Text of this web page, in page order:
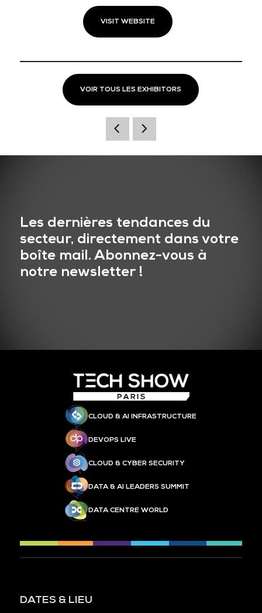
VISIT WEBSITE
VOIR TOUS LES EXHIBITORS
Les dernières tendances du
secteur, directement dans votre
boîte mail. Abonnez-vous à
notre newsletter !
CLOUD & AI INFRASTRUCTURE
DEVOPS LIVE
CLOUD & CYBER SECURITY
DATA & AI LEADERS SUMMIT
DATA CENTRE WORLD
DATES & LIEU